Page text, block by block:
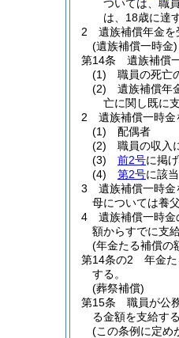
ついては、職
は、18歳に達
2
遺族補償年金
(遺族補償一時金)
第14条
遺族補償
(1)
職員の死亡
(2)
遺族補償年
亡に関し既に
2
遺族補償一時
(1)
配偶者
(2)
職員の収入
(3)
前2号に掲
(4)
第2号に該
3
遺族補償一時
母については養
4
遺族補償一時金
額からすでに支
(年金たる補償の
第14条の2
年金
する。
(葬祭補償)
第15条
職員が公
る金額を支給する
(この条例に定め